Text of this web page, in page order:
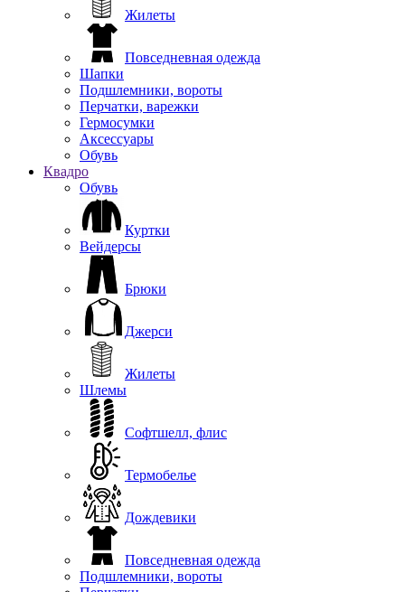
Жилеты
Повседневная одежда
Шапки
Подшлемники, вороты
Перчатки, варежки
Гермосумки
Аксессуары
Обувь
Квадро
Обувь
Куртки
Вейдерсы
Брюки
Джерси
Жилеты
Шлемы
Софтшелл, флис
Термобелье
Дождевики
Повседневная одежда
Подшлемники, вороты